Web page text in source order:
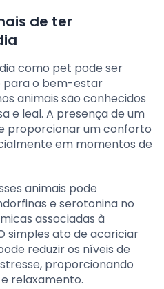
de ter
como pet pode ser
o bem-estar
animais são conhecidos
e leal. A presença de um
proporcionar um conforto
em momentos de
animais pode
e serotonina no
associadas à
simples ato de acariciar
reduzir os níveis de
proporcionando
relaxamento.